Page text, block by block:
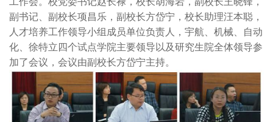
副书记、副校长项昌乐， 副校长方岱宁， 校长助理汪本聪，
人才培养工作领导小组成员单位负责人，宇航、机械、自动
化、徐特立四个试点学院主要领导以及研究生院全体领导参
加了会议，会议由副校长方岱宁主持。